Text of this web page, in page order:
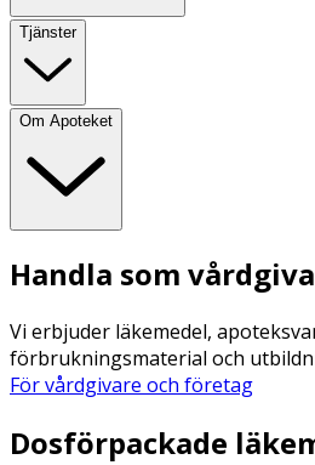
Tjänster
Om Apoteket
Handla som
Vi erbjuder läkemedel,
förbrukningsmaterial och
För vårdgivare och företag
Dosförpackade